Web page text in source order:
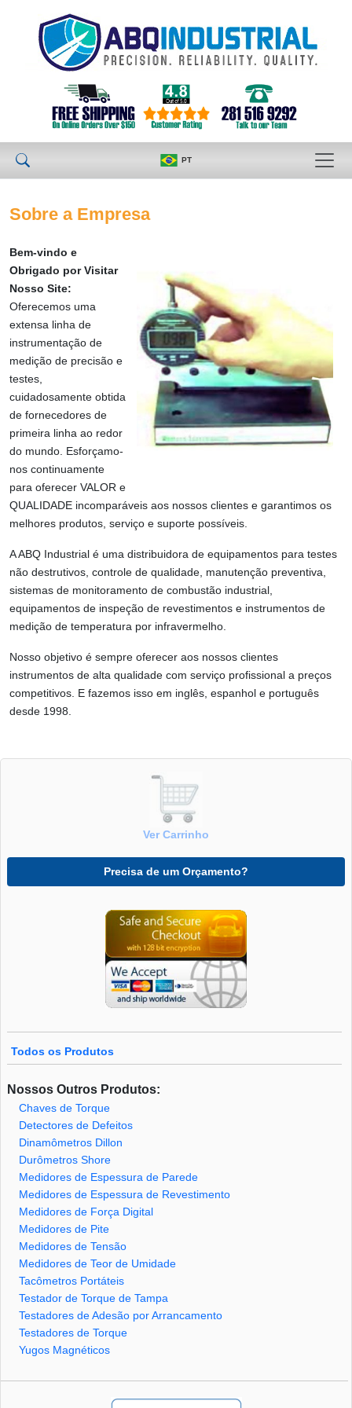
PT
Sobre a Empresa
Bem-vindo e
Obrigado por Visitar
Nosso Site:
Oferecemos uma
extensa linha de
instrumentação de
medição de precisão e
testes,
cuidadosamente obtida
de fornecedores de
primeira linha ao redor
do mundo. Esforçamo-
nos continuamente
para oferecer VALOR e
QUALIDADE incomparáveis aos nossos clientes e garantimos os
melhores produtos, serviço e suporte possíveis.
A ABQ Industrial é uma distribuidora de equipamentos para testes
não destrutivos, controle de qualidade, manutenção preventiva,
sistemas de monitoramento de combustão industrial,
equipamentos de inspeção de revestimentos e instrumentos de
medição de temperatura por infravermelho.
Nosso objetivo é sempre oferecer aos nossos clientes
instrumentos de alta qualidade com serviço profissional a preços
competitivos. E fazemos isso em inglês, espanhol e português
desde 1998.
Ver Carrinho
Precisa de um Orçamento?
Todos os Produtos
Nossos Outros Produtos:
Chaves de Torque
Detectores de Defeitos
Dinamômetros Dillon
Durômetros Shore
Medidores de Espessura de Parede
Medidores de Espessura de Revestimento
Medidores de Força Digital
Medidores de Pite
Medidores de Tensão
Medidores de Teor de Umidade
Tacômetros Portáteis
Testador de Torque de Tampa
Testadores de Adesão por Arrancamento
Testadores de Torque
Yugos Magnéticos